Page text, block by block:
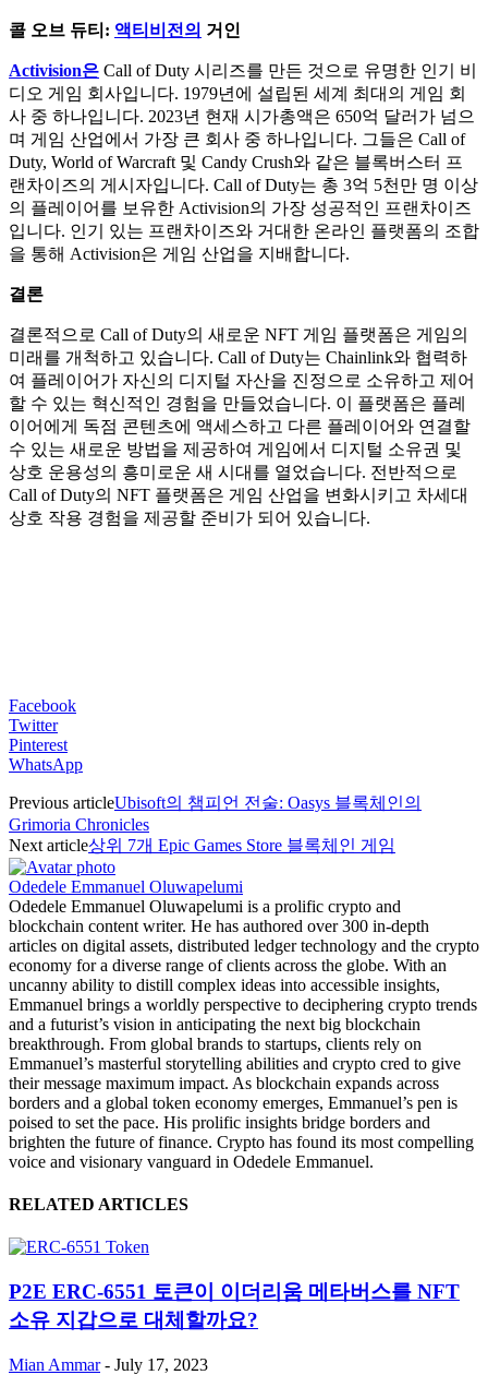
콜 오브 듀티: 액티비전의 거인
Activision은 Call of Duty 시리즈를 만든 것으로 유명한 인기 비
디오 게임 회사입니다. 1979년에 설립된 세계 최대의 게임 회
사 중 하나입니다. 2023년 현재 시가총액은 650억 달러가 넘으
며 게임 산업에서 가장 큰 회사 중 하나입니다. 그들은 Call of
Duty, World of Warcraft 및 Candy Crush와 같은 블록버스터 프
랜차이즈의 게시자입니다. Call of Duty는 총 3억 5천만 명 이상
의 플레이어를 보유한 Activision의 가장 성공적인 프랜차이즈
입니다. 인기 있는 프랜차이즈와 거대한 온라인 플랫폼의 조합
을 통해 Activision은 게임 산업을 지배합니다.
결론
결론적으로 Call of Duty의 새로운 NFT 게임 플랫폼은 게임의
미래를 개척하고 있습니다. Call of Duty는 Chainlink와 협력하
여 플레이어가 자신의 디지털 자산을 진정으로 소유하고 제어
할 수 있는 혁신적인 경험을 만들었습니다. 이 플랫폼은 플레
이어에게 독점 콘텐츠에 액세스하고 다른 플레이어와 연결할
수 있는 새로운 방법을 제공하여 게임에서 디지털 소유권 및
상호 운용성의 흥미로운 새 시대를 열었습니다. 전반적으로
Call of Duty의 NFT 플랫폼은 게임 산업을 변화시키고 차세대
상호 작용 경험을 제공할 준비가 되어 있습니다.
Facebook
Twitter
Pinterest
WhatsApp
Previous articleUbisoft의 챔피언 전술: Oasys 블록체인의
Grimoria Chronicles
Next article상위 7개 Epic Games Store 블록체인 게임
Odedele Emmanuel Oluwapelumi
Odedele Emmanuel Oluwapelumi is a prolific crypto and
blockchain content writer. He has authored over 300 in-depth
articles on digital assets, distributed ledger technology and the crypto
economy for a diverse range of clients across the globe. With an
uncanny ability to distill complex ideas into accessible insights,
Emmanuel brings a worldly perspective to deciphering crypto trends
and a futurist’s vision in anticipating the next big blockchain
breakthrough. From global brands to startups, clients rely on
Emmanuel’s masterful storytelling abilities and crypto cred to give
their message maximum impact. As blockchain expands across
borders and a global token economy emerges, Emmanuel’s pen is
poised to set the pace. His prolific insights bridge borders and
brighten the future of finance. Crypto has found its most compelling
voice and visionary vanguard in Odedele Emmanuel.
RELATED ARTICLES
P2E ERC-6551 토큰이 이더리움 메타버스를 NFT
소유 지갑으로 대체할까요?
Mian Ammar - July 17, 2023